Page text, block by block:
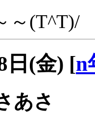
～(T^T)/
日(金) [n
あさ